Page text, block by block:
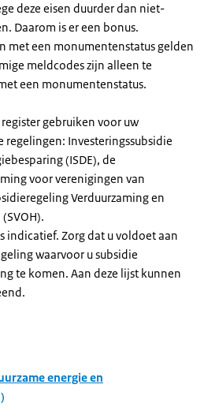
deze eisen duurder dan niet-
Daarom is er een bonus.
met een monumentenstatus gelden
meldcodes zijn alleen te
een monumentenstatus.
gebruiken voor uw
regelingen: Investeringssubsidie
(ISDE), de
voor verenigingen van
Verduurzaming en
indicatief. Zorg dat u voldoet aan
waarvoor u subsidie
te komen. Aan deze lijst kunnen
energie en